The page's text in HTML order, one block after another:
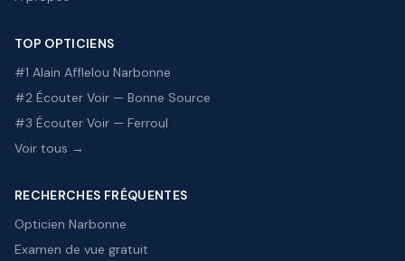
TOP OPTICIENS
#1 Alain Afflelou Narbonne
#2 Écouter Voir — Bonne Source
#3 Écouter Voir — Ferroul
Voir tous →
RECHERCHES FRÉQUENTES
Opticien Narbonne
Examen de vue gratuit